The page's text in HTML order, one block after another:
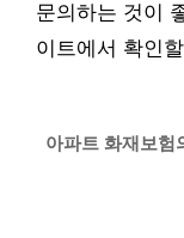
문의하는 것이
이트에서 확인
아파트 화재보험